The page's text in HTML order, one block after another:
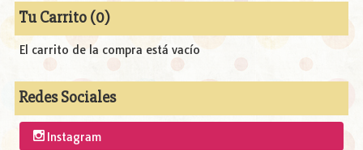
Tu Carrito (0)
El carrito de la compra está vacío
Redes Sociales
Instagram